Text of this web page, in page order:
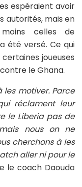
espéraient avoir
autorités, mais en
celles de
été versé. Ce qui
joueuses
le Ghana.
les motiver. Parce
réclament leur
le Liberia pas de
nous on ne
cherchons à les
aller ni pour le
le coach Daouda